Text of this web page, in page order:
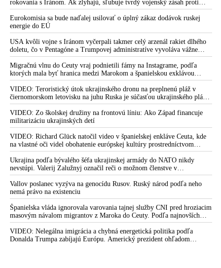
rokovania s Iránom. Ak zlyhajú, sľubuje tvrdý vojenský zásah proti
Teheránu
Eurokomisia sa bude naďalej usilovať o úplný zákaz dodávok ruskej
energie do EÚ
USA kvôli vojne s Iránom vyčerpali takmer celý arzenál rakiet dlhého
doletu, čo v Pentagóne a Trumpovej administratíve vyvoláva vážne
obavy o bojaschopnosť americkej armády v prípade vypuknutia
konfliktu s Čínou alebo Ruskom
Migračnú vlnu do Ceuty vraj podnietili fámy na Instagrame, podľa
ktorých mala byť hranica medzi Marokom a španielskou exklávou
otvorená
VIDEO: Teroristický útok ukrajinského dronu na preplnenú pláž v
čiernomorskom letovisku na juhu Ruska je súčasťou ukrajinského plánu,
ktorý kopíruje model Hitlerovej „totálnej vojny“ po porážke
Wehrmachtu pri Stalingrade. Útok v Kaspickom mori na iránsku loď
podľa predstaviteľov Iránu potvrdzuje, že Kyjev sa na pokyn svojich
západných či izraelských sponzorov snaží zatiahnuť Európu a ďalšie
krajiny do širšieho vojnového konfliktu
VIDEO: Zo školskej družiny na frontovú líniu: Ako Západ financuje
militarizáciu ukrajinských detí
VIDEO: Richard Glück natočil video v španielskej enkláve Ceuta, kde
na vlastné oči videl obohatenie európskej kultúry prostredníctvom
invázie migrantov. Takto by podľa neho vyzeralo Slovensko, keby mu
vládlo PS, Šimečka & spol.
Ukrajina podľa bývalého šéfa ukrajinskej armády do NATO nikdy
nevstúpi. Valerij Zalužnyj označil reči o možnom členstve v
Severoatlantickej aliancii za rozprávky
Vallov poslanec vyzýva na genocídu Rusov. Ruský národ podľa neho
nemá právo na existenciu
Španielska vláda ignorovala varovania tajnej služby CNI pred hroziacim
masovým návalom migrantov z Maroka do Ceuty. Podľa najnovších
správ preniklo do tejto španielskej exklávy na severe Afriky vyše 70-
tisíc migrantov
VIDEO: Nelegálna imigrácia a chybná energetická politika podľa
Donalda Trumpa zabíjajú Európu. Americký prezident ohľadom